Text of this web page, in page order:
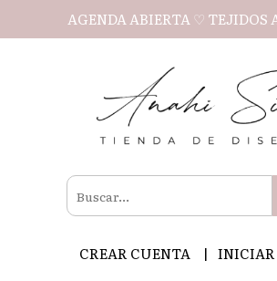
AGENDA ABIERTA ♡ TEJIDOS
CREAR CUENTA INICIAR